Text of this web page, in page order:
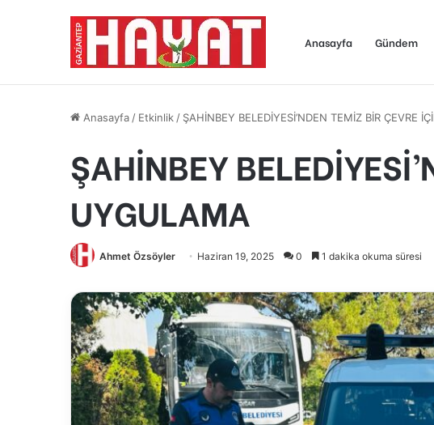
Anasayfa Gündem
Anasayfa / Etkinlik / ŞAHİNBEY BELEDİYESİ’NDEN TEMİZ BİR ÇEVRE
ŞAHİNBEY
UYGULAMA
Ahmet Özsöyler Haziran 19, 2025 0 1 dakika okuma süresi